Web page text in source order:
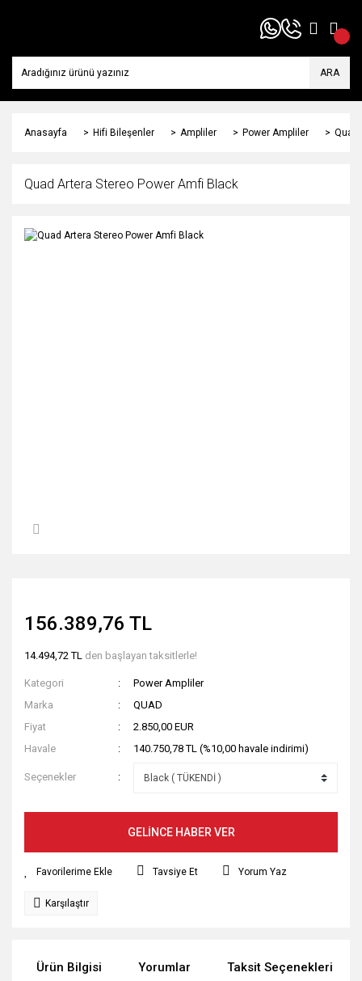
ARA
Anasayfa Hifi Bileşenler Ampliler Power Ampliler Quad
Quad Artera Stereo Power Amfi Black
156.389,76 TL
14.494,72 TL den başlayan taksitlerle!
Kategori
Power Ampliler
Marka
QUAD
Fiyat
2.850,00 EUR
Havale
140.750,78 TL (%10,00 havale indirimi)
Seçenekler
GELİNCE HABER VER
Tavsiye Et Yorum Yaz
Karşılaştır
Ürün Bilgisi Yorumlar Taksit Seçenekleri